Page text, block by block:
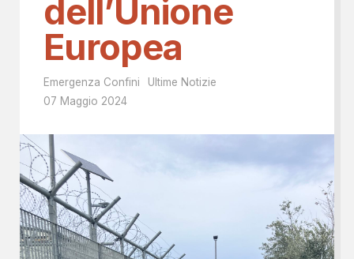
dell’Unione
Europea
Emergenza Confini
Ultime Notizie
07 Maggio 2024